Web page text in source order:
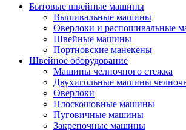
Бытовые швейные машины
Вышивальные машины
Оверлоки и распошивальные
Швейные машины
Портновские манекены
Швейное оборудование
Машины челночного стежка
Двухигольные машины
Оверлоки
Плоскошовные машины
Пуговичные машины
Закрепочные машины